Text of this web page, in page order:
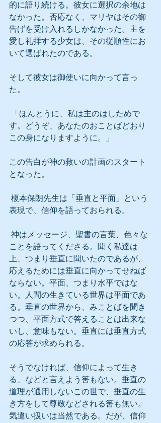
的に語り続ける。彼女に選択の余地は
なかった。否応なく、マリヤはその御
告げを受け入れるしかなかった。主を
愛し礼拝する少女は、その従順性にお
いて選ばれたのである。
そして彼女は御使いに向かって言っ
た。
す。どうぞ、あなたのおことばどおり
この身になりますように。」
この告白が神の救いの計画のスタート
となった。
表現で、信仰を語っておられる。
ことを語ってくださる。聞く私達は
上、つまり垂直に聞いたのであるが、
応えるためには垂直に向かってせねば
ならない。平面、つまり水平ではな
い。人間の生きている世界は平面であ
る。垂直の世界から、みことばを聞き
つつ、平面方式で答えることは出来な
いし、意味もない。垂直には垂直方式
の応答が求められる。
そうでなければ、信仰によって生き
る、などと言えよう筈もない。垂直の
道理が通用しないこの世で、垂直の生
き方をして尊敬などされる筈も無い。
気違い扱いは当然である。だが、信仰